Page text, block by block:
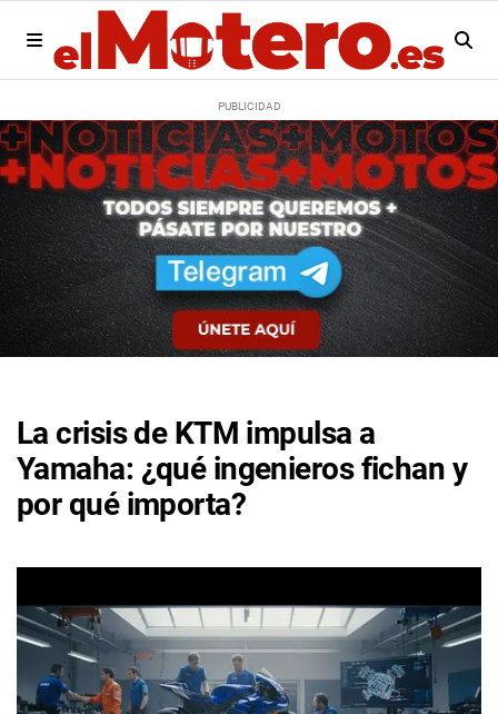
La crisis de KTM impulsa a
Yamaha: ¿qué ingenieros fichan y
por qué importa?